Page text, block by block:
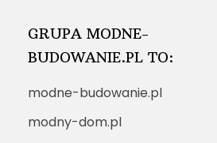
GRUPA MODNE-
BUDOWANIE.PL TO:
modne-budowanie.pl
modny-dom.pl